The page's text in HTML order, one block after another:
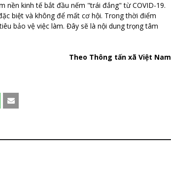
nền kinh tế bắt đầu nếm "trái đắng" từ COVID-19.
biệt và không để mất cơ hội. Trong thời điểm
bảo vệ việc làm. Đây sẽ là nội dung trọng tâm
Theo Thông tấn xã Việt Nam